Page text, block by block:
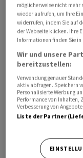
Gewinne aus und
Prozent auf 53,48
2023 summieren
Prozent. Nach
der Kurs aktuell
Dezember
möglicherweise nicht mehr
wieder aufrufen, um Ihre
widerrufen, indem Sie auf
der Webseite klicken. Ihre
Informationen finden Sie
Wir und unsere
bereitzustellen:
Verwendung genauer
aktiv abfragen. Speichern
Personalisierte Werbung
Performance von Inhalten,
Verbesserung von
Liste der Partner